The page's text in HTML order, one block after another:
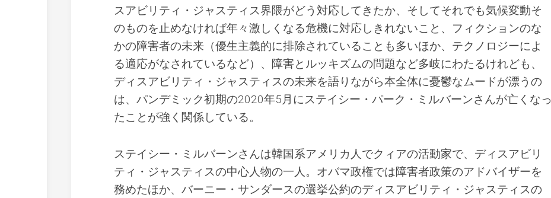
スアビリティ・ジャスティス界隈がどう対応してきたか、そしてそれでも気候変動そ
のものを止めなければ年々激しくなる危機に対応しきれないこと、フィクションのな
かの障害者の未来（優生主義的に排除されていることも多いほか、テクノロジーによ
る適応がなされているなど）、障害とルッキズムの問題など多岐にわたるけれども、
ディスアビリティ・ジャスティスの未来を語りながら本全体に憂鬱なムードが漂うの
は、パンデミック初期の2020年5月にステイシー・パーク・ミルバーンさんが亡くなっ
たことが強く関係している。
ステイシー・ミルバーンさんは韓国系アメリカ人でクィアの活動家で、ディスアビリ
ティ・ジャスティスの中心人物の一人。オバマ政権では障害者政策のアドバイザーを
務めたほか、バーニー・サンダースの選挙公約のディスアビリティ・ジャスティスの